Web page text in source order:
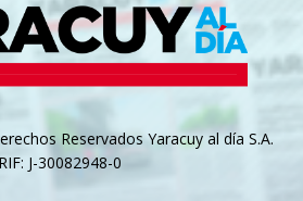
Reservados Yaracuy al día S.A.
RIF: J-30082948-0